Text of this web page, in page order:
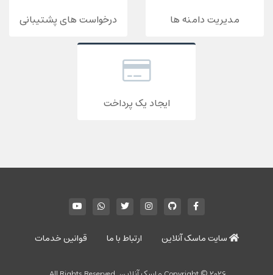
مدیریت دامنه ها درخواست های پشتیبانی
ایجاد یک پرداخت
سایت ماسک آنلاین ارتباط با ما قوانین خدمات